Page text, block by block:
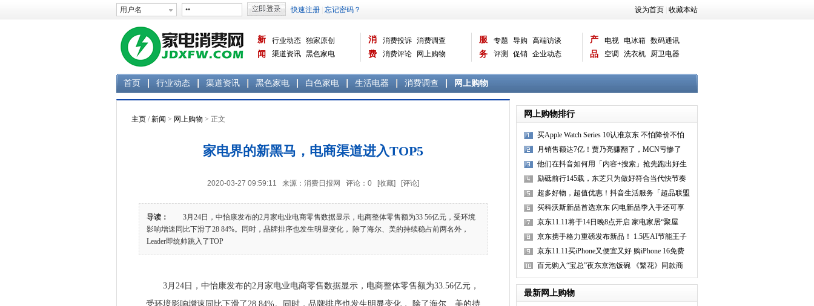
设为首页 收藏本站
新
闻
行业动态 独家原创
渠道资讯 黑色家电
消
费
消费投诉 消费调查
消费评论
网上购物
曝光台
品牌关注
服
务
专题 导购
高端访谈
评测
促销 企业动态
产
品
电视 电冰箱 数码通讯
空调
洗衣机
厨卫电器
首页 行业动态 渠道资讯 黑色家电 白色家电 生活电器 消费调查 网上购物
主页 /新闻 > 网上购物 > 正文
家电界的新黑马，电商渠道进入TOP5
2020-03-27 09:59:11 来源：消费日报网 评论： 0 [收藏] [评论]
导读：
3月24日，中怡康发布的2月家电业电商零售数据显示，电商整体零售额为33 56亿元，受环境
影响增速同比下滑了28 84%。同时，品牌排序也发生明显变化， 除了海尔、美的持续稳占前两名外，
Leader即统帅跳入了TOP
3月24日，中怡康发布的2月家电业电商零售数据显示，电商整体零售额为33.56亿元，
受环境影响增速同比下滑了28.84%。同时，品牌排序也发生明显变化， 除了海尔、美的持
网上购物排行
买Apple Watch Series 10认准京东 不怕降价不怕
买贵直接
月销售额达7亿！贾乃亮赚翻了，MCN亏惨了
他们在抖音如何用「内容+搜索」抢先跑出好生
意？｜《搜索吧
励砥前行145载，东芝只为做好符合当代快节奏
生活的一口多功
超多好物，超值优惠！抖音生活服务「超品联盟
·嗨购当夏」点
买科沃斯新品首选京东 闪电新品季入手还可享
买1赠N福利
京东11.11将于14日晚8点开启 家电家居“聚屋
霸”低至11.11元
京东携手格力重磅发布新品！ 1.5匹AI节能王子
空调首发上线
京东11.11买iPhone又便宜又好 购iPhone 16免费
赠送1年期A
百元购入“宝总”夜东京泡饭碗 《繁花》同款商
品尽在京东年
最新网上购物